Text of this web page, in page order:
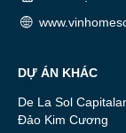
DỰ ÁN KHÁC
De La Sol
Đảo Kim Cương